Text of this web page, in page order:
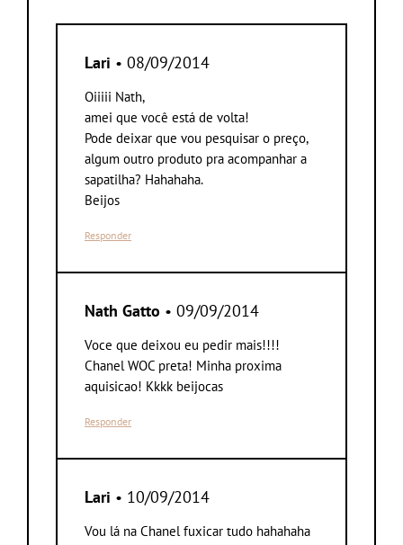
Lari • 08/09/2014
Oiiiii Nath,
amei que você está de volta!
Pode deixar que vou pesquisar o preço,
algum outro produto pra acompanhar a
sapatilha? Hahahaha.
Beijos
Responder
Nath Gatto • 09/09/2014
Voce que deixou eu pedir mais!!!!
Chanel WOC preta! Minha proxima
aquisicao! Kkkk beijocas
Responder
Lari • 10/09/2014
Vou lá na Chanel fuxicar tudo hahahaha